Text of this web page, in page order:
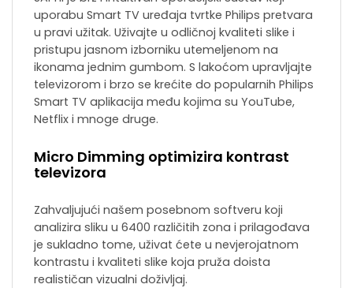
uporabu Smart TV uređaja tvrtke Philips pretvara
u pravi užitak. Uživajte u odličnoj kvaliteti slike i
pristupu jasnom izborniku utemeljenom na
ikonama jednim gumbom. S lakoćom upravljajte
televizorom i brzo se krećite do popularnih Philips
Smart TV aplikacija među kojima su YouTube,
Netflix i mnoge druge.
Micro Dimming optimizira kontrast
televizora
Zahvaljujući našem posebnom softveru koji
analizira sliku u 6400 različitih zona i prilagođava
je sukladno tome, uživat ćete u nevjerojatnom
kontrastu i kvaliteti slike koja pruža doista
realističan vizualni doživljaj.